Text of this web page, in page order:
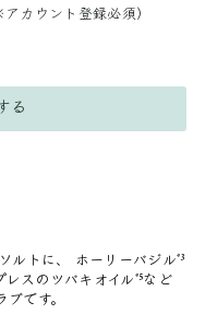
カウント登録必須）
る
ルトに、 ホーリーバジル*3
スのツバキオイル*5など
です。